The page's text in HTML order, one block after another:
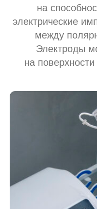
на
электрические
между
Электроды
на